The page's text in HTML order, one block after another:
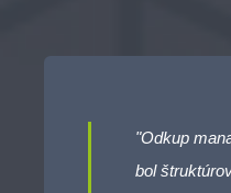
"Odkup
bol